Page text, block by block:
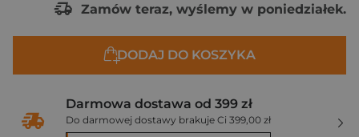
Zamów teraz, wyślemy w poniedziałek.
DODAJ DO KOSZYKA
Darmowa dostawa od 399 zł
Do darmowej dostawy brakuje Ci 399,00 zł